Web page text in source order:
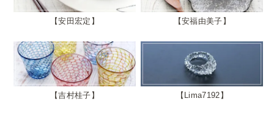
安田宏定 安福由美子
吉村桂子 Lima7192